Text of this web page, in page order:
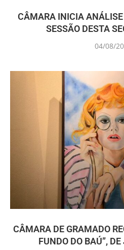
CÂMARA INICIA
SESSÃO DESTA
04/08/
CÂMARA DE GRAMADO
FUNDO DO BAÚ”,